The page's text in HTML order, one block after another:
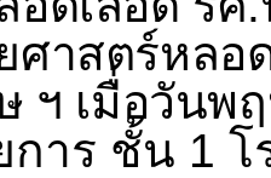
ศาสตร์หลอ
ฯ เมื่อวัน
าร ชั้น 1 โ